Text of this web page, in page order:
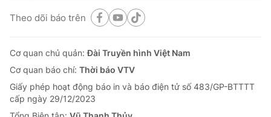
Theo dõi báo trên
Cơ quan chủ quản:Đài Truyền hình Việt Nam
Cơ quan báo chí: Thời báo VTV
Giấy phép hoạt động báo in và báo điện tử số 483/GP-BTTTT
cấp ngày 29/12/2023